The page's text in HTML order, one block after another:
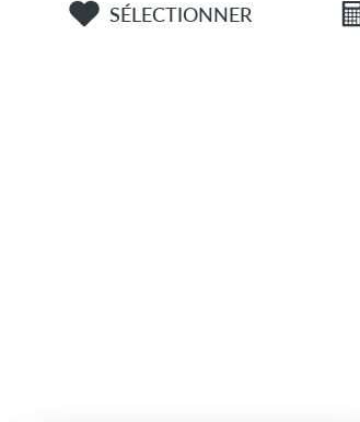
SÉLECTIONNER